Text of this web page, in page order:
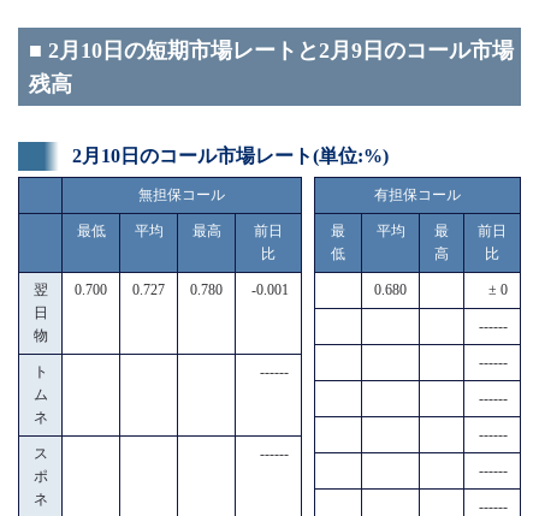
■ 2月10日の短期市場レートと2月9日のコール市場
残高
2月10日のコール市場レート(単位:%)
無担保コール
最低 平均 最高
前日
比
翌
日
物
0.700 0.727 0.780 -0.001
ト
ム
ネ
------
ス
ポ
ネ
------
有担保コール
最
低
平均
最
高
前日
比
0.680 ± 0
------
------
------
------
------
------